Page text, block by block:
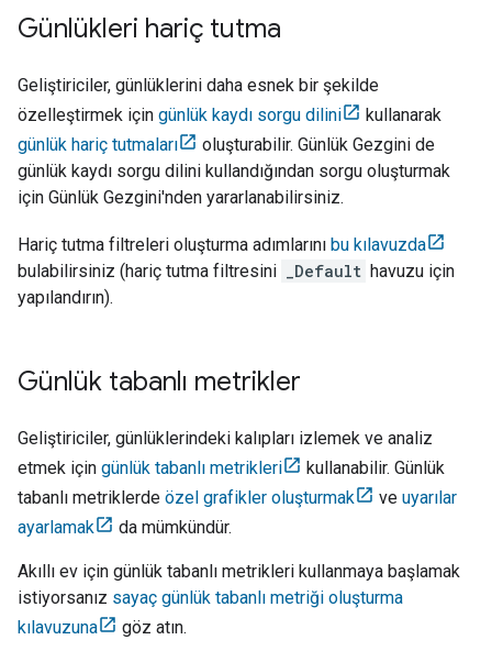
Günlükleri hariç tutma
Geliştiriciler, günlüklerini daha esnek bir şekilde
özelleştirmek için günlük kaydı sorgu dilini
kullanarak
günlük hariç tutmaları
oluşturabilir. Günlük Gezgini de
günlük kaydı sorgu dilini kullandığından sorgu oluşturmak
için Günlük Gezgini'nden yararlanabilirsiniz.
Hariç tutma filtreleri oluşturma adımlarını bu kılavuzda
bulabilirsiniz (hariç tutma filtresini
_Default havuzu için
yapılandırın).
Günlük tabanlı metrikler
Geliştiriciler, günlüklerindeki kalıpları izlemek ve analiz
etmek için günlük tabanlı metrikleri
kullanabilir. Günlük
tabanlı metriklerde özel grafikler oluşturmak ve uyarılar
ayarlamak
da mümkündür.
Akıllı ev için günlük tabanlı metrikleri kullanmaya başlamak
istiyorsanız sayaç günlük tabanlı metriği oluşturma
kılavuzuna
göz atın.